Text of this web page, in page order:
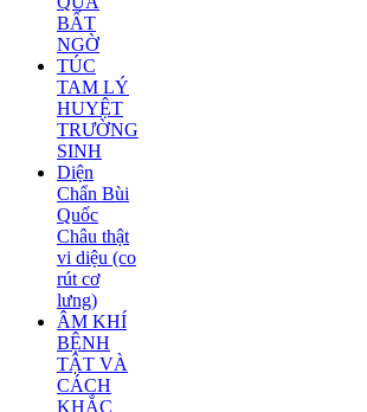
BẤT
NGỜ
TÚC
TAM LÝ
HUYỆT
TRƯỜNG
SINH
Diện
Chẩn Bùi
Quốc
Châu thật
vi diệu (co
rút cơ
lưng)
ÂM KHÍ
BỆNH
TẬT VÀ
CÁCH
KHẮC